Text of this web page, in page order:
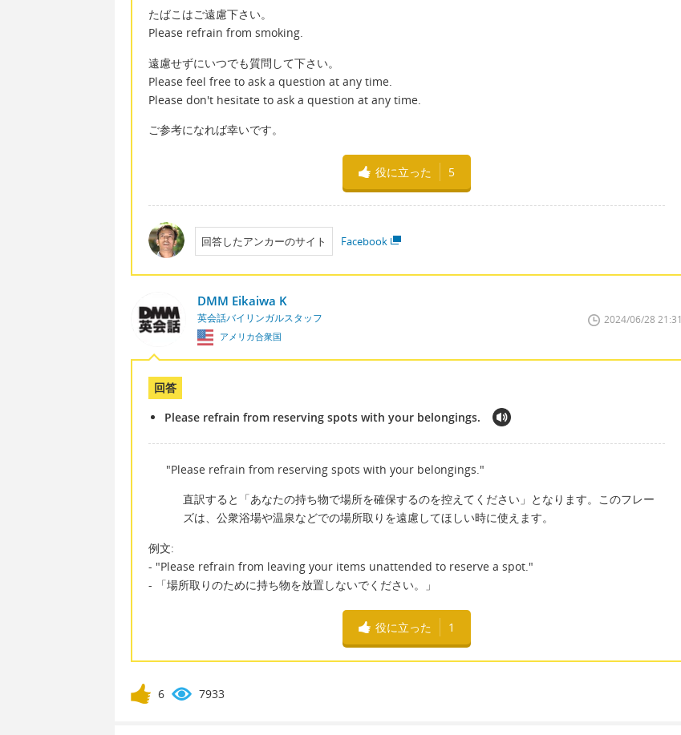
たばこはご遠慮下さい。
Please refrain from smoking.
遠慮せずにいつでも質問して下さい。
Please feel free to ask a question at any time.
Please don't hesitate to ask a question at any time.
ご参考になれば幸いです。
役に立った 5
回答したアンカーのサイト Facebook
DMM Eikaiwa K
英会話バイリンガルスタッフ
アメリカ合衆国
2024/06/28 21:31
回答
Please refrain from reserving spots with your belongings.
"Please refrain from reserving spots with your belongings."
直訳すると「あなたの持ち物で場所を確保するのを控えてください」となります。このフレー
ズは、公衆浴場や温泉などでの場所取りを遠慮してほしい時に使えます。
例文:
- "Please refrain from leaving your items unattended to reserve a spot."
- 「場所取りのために持ち物を放置しないでください。」
役に立った 1
6 7933